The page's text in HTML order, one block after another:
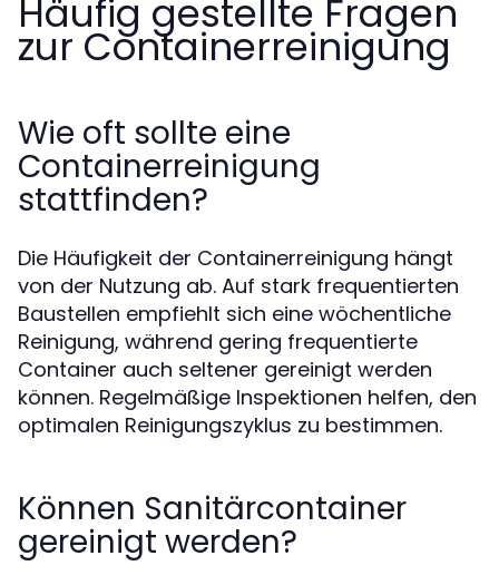
Häufig gestellte Fragen
zur Containerreinigung
Wie oft sollte eine
Containerreinigung
stattfinden?
Die Häufigkeit der Containerreinigung hängt
von der Nutzung ab. Auf stark frequentierten
Baustellen empfiehlt sich eine wöchentliche
Reinigung, während gering frequentierte
Container auch seltener gereinigt werden
können. Regelmäßige Inspektionen helfen, den
optimalen Reinigungszyklus zu bestimmen.
Können Sanitärcontainer
gereinigt werden?